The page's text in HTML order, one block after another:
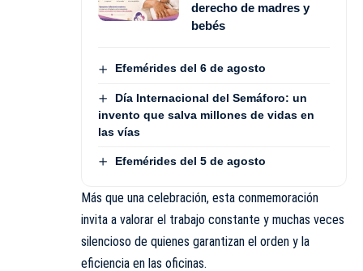
derecho de madres y
bebés
Efemérides del 6 de agosto
Día Internacional del Semáforo: un
invento que salva millones de vidas en
las vías
Efemérides del 5 de agosto
Más que una celebración, esta conmemoración
invita a valorar el trabajo constante y muchas veces
silencioso de quienes garantizan el orden y la
eficiencia en las oficinas.